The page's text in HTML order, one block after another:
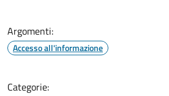
Argomenti:
Accesso all'informazione
Categorie: